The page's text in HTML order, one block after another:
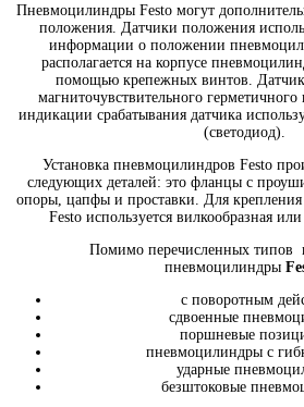
Пневмоцилиндры Festo могут
положения. Датчики положения
информации о положении
располагается на корпусе
помощью крепежных винтов. Датчик
магниточувствительного
индикации срабатывания датчика
(светодиод).
Установка пневмоцилиндров Festo
следующих деталей: это фланцы с
опоры, цапфы и проставки. Для
Festo используется вилкообразная
Помимо перечисленных типов
пневмоцилиндры
с поворотным
сдвоенные
поршневые
пневмоцилиндры с
ударные
безштоковые